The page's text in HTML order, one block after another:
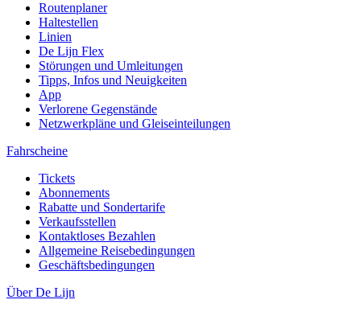
Routenplaner
Haltestellen
Linien
De Lijn Flex
Störungen und Umleitungen
Tipps, Infos und Neuigkeiten
App
Verlorene Gegenstände
Netzwerkpläne und Gleiseinteilungen
Fahrscheine
Tickets
Abonnements
Rabatte und Sondertarife
Verkaufsstellen
Kontaktloses Bezahlen
Allgemeine Reisebedingungen
Geschäftsbedingungen
Über De Lijn